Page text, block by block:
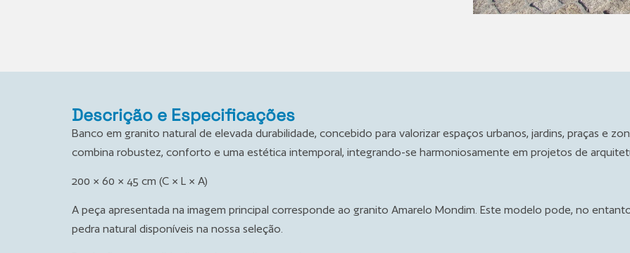
Descrição e Especificações
Banco em granito natural de elevada durabilidade, concebido para valorizar espaços urbanos, jardins, praças e
combina robustez, conforto e uma estética intemporal, integrando-se harmoniosamente em projetos de
200 × 60 × 45 cm (C × L × A)
A peça apresentada na imagem principal corresponde ao granito Amarelo Mondim. Este modelo pode, no
pedra natural disponíveis na nossa seleção.